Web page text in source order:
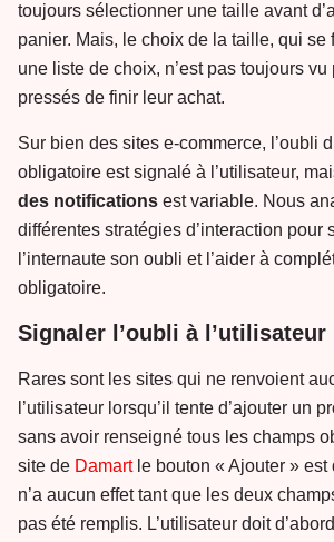
toujours sélectionner une taille avant
panier. Mais, le choix de la taille, qui se
une liste de choix, n’est pas toujours
pressés de finir leur achat.
Sur bien des sites e-commerce, l’oubli
obligatoire est signalé à l’utilisateur,
des notifications est variable. Nous
différentes stratégies d’interaction pour
l’internaute son oubli et l’aider à
obligatoire.
Signaler l’oubli à l’utilisateur
Rares sont les sites qui ne renvoient
l’utilisateur lorsqu’il tente d’ajouter un
sans avoir renseigné tous les champs
site de Damart le bouton « Ajouter »
n’a aucun effet tant que les deux
pas été remplis. L’utilisateur doit